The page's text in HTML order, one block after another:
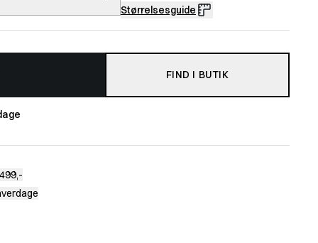
Størrelsesguide
FIND I BUTIK